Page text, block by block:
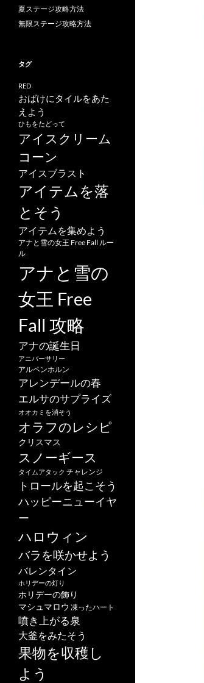
夏ステージ攻略方法
無限ステージ攻略方法
タグ
RED
おばけにタイルをあた
えよう
ひもをたどって
アイスクリーム
コーン
アイスブラスト
アイテムを落
とそう
アイテムを集めよう
アナと雪の女王 Free Fall ルー
ル
アナと雪の
女王 Free
Fall 攻略
アナの誕生日
アニバーサリー
アルペンホルン
アレンデールの春
エルサのサプライズ
オオカミを消そう
オラフのレシピ
クリスマス
スノーギース
タイムアタック チャレンジ
トロールを起こそう
ハッピーニューイヤ
ー
ハロウィン
バラを咲かせよう
バレンタイン
ホリデーの灯り
ホリデーの飾り
マシュマロウ 凍ったハート
噴き上がる泉
大釜をみたそう
果物を収穫し
よう